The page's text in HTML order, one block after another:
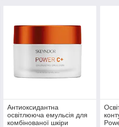
Антиоксидантна
освітлююча емульсія для
комбінованої шкіри